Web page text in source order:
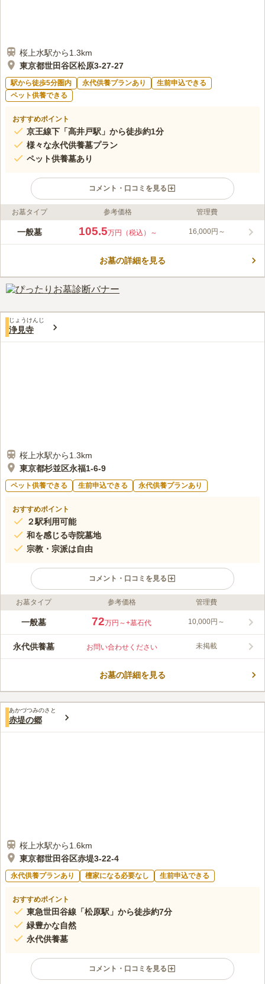
桜上水駅から1.3km
東京都世田谷区松原3-27-27
駅から徒歩5分圏内 永代供養プランあり
生前申込できる
ペット供養できる
おすすめポイント
京王線下「高井戸駅」から徒歩約1分
様々な永代供養墓プラン
ペット供養墓あり
コメント・口コミを見る
ライフドット編集部のコメント
妙楽寺は、京王線下高井戸駅から徒歩2分の住宅街にある日蓮宗
ありお好みでお選び頂けます。駐車場も完備されています。妙楽
経教室や人生相談室などを開催しています。
口コミ評価
30代女性
自宅から霊園までの間ににスーパーがあるので、いつもそこでお
花やお供えものを買っていっていてとても便利です。
お墓タイプ 参考価格 管理費
一般墓 105.5万円（税込）～ 16,000円～
お墓の詳細を見る
じょうけんじ
浄見寺
桜上水駅から1.3km
東京都杉並区永福1-6-9
ペット供養できる 生前申込できる 永代供養プランあり
おすすめポイント
２駅利用可能
和を感じる寺院墓地
宗教・宗派は自由
コメント・口コミを見る
ライフドット編集部のコメント
世田谷区にある由緒ある寺院墓地です。日本ならではの和を感じ
良さを演出しています。また、桜の木を植えており春には桜満開
の景色を楽しむ事ができます。参道は平坦になっており、安心し
旨・宗派は不問となっています。
みんなの評価
5.0 口コミ1件
40代男性
近くにひまわり公園、よろずや旅館がある。少し歩けば、西友や
コンビニのファミリーマートがあるため、便利な立地と言える。
お墓タイプ 参考価格 管理費
一般墓 72万円～+墓石代 10,000円～
永代供養墓 お問い合わせください 未掲載
お墓の詳細を見る
あかづつみのさと
赤堤の郷
桜上水駅から1.6km
東京都世田谷区赤堤3-22-4
永代供養プランあり 檀家になる必要なし 生前申込できる
おすすめポイント
東急世田谷線「松原駅」から徒歩約7分
緑豊かな自然
永代供養墓
コメント・口コミを見る